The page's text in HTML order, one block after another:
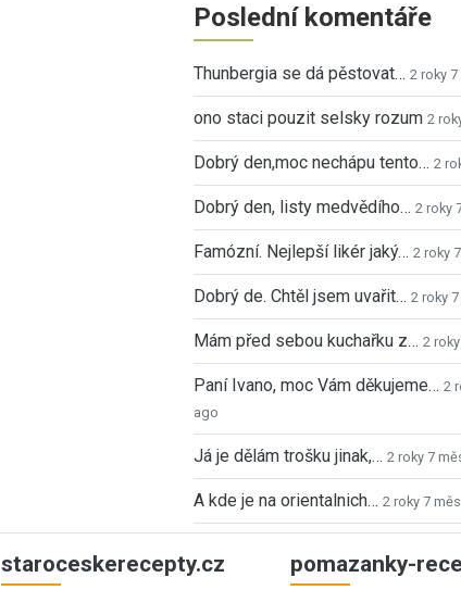
Poslední komentáře
Thunbergia se dá pěstovat… 2 roky
ono staci pouzit selsky rozum 2
Dobrý den,moc nechápu tento… 2
Dobrý den, listy medvědího… 2 roky
Famózní. Nejlepší likér jaký… 2 roky
Dobrý de. Chtěl jsem uvařit… 2 roky
Mám před sebou kuchařku z… 2
Paní Ivano, moc Vám děkujeme… 2
ago
Já je dělám trošku jinak,… 2 roky 7
A kde je na orientalnich… 2 roky 7
staroceskerecepty.cz pomazanky-